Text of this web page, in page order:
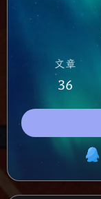
文章
36